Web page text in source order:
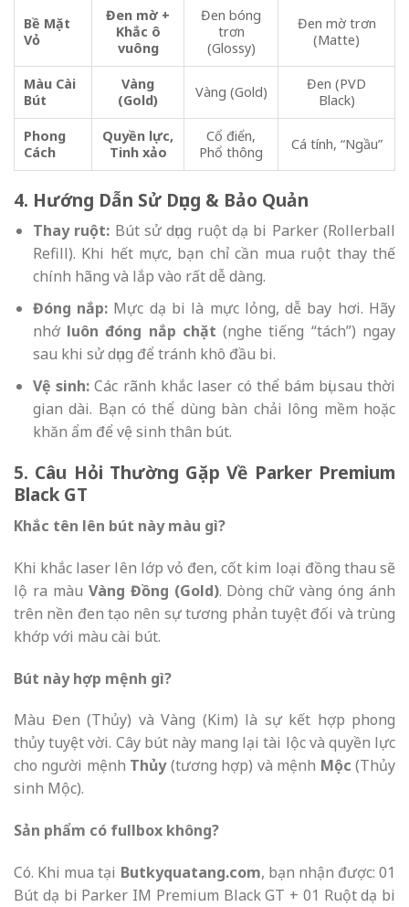
Bề Mặt
Vỏ
Đen mờ +
Khắc ô
vuông
Đen bóng
trơn
(Glossy)
Đen mờ trơn
(Matte)
Màu Cài
Bút
Vàng
(Gold)
Vàng (Gold)
Đen (PVD
Black)
Phong
Cách
Quyền lực,
Tinh xảo
Cổ điển,
Phổ thông
Cá tính, “Ngầu”
4. Hướng Dẫn Sử Dụng & Bảo Quản
Thay ruột: Bút sử dụng ruột dạ bi Parker (Rollerball
Refill). Khi hết mực, bạn chỉ cần mua ruột thay thế
chính hãng và lắp vào rất dễ dàng.
Đóng nắp: Mực dạ bi là mực lỏng, dễ bay hơi. Hãy
nhớ luôn đóng nắp chặt (nghe tiếng “tách”) ngay
sau khi sử dụng để tránh khô đầu bi.
Vệ sinh: Các rãnh khắc laser có thể bám bụi sau thời
gian dài. Bạn có thể dùng bàn chải lông mềm hoặc
khăn ẩm để vệ sinh thân bút.
5. Câu Hỏi Thường Gặp Về Parker Premium
Black GT
Khắc tên lên bút này màu gì?
Khi khắc laser lên lớp vỏ đen, cốt kim loại đồng thau sẽ
lộ ra màu Vàng Đồng (Gold). Dòng chữ vàng óng ánh
trên nền đen tạo nên sự tương phản tuyệt đối và trùng
khớp với màu cài bút.
Bút này hợp mệnh gì?
Màu Đen (Thủy) và Vàng (Kim) là sự kết hợp phong
thủy tuyệt vời. Cây bút này mang lại tài lộc và quyền lực
cho người mệnh Thủy(tương hợp) và mệnh Mộc (Thủy
sinh Mộc).
Sản phẩm có fullbox không?
Có. Khi mua tại Butkyquatang.com, bạn nhận được: 01
Bút dạ bi Parker IM Premium Black GT + 01 Ruột dạ bi